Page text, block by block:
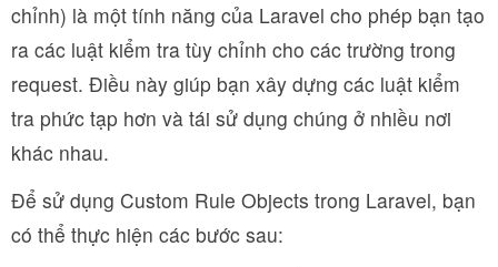
chỉnh) là một tính năng của Laravel cho phép bạn tạo
ra các luật kiểm tra tùy chỉnh cho các trường trong
request. Điều này giúp bạn xây dựng các luật kiểm
tra phức tạp hơn và tái sử dụng chúng ở nhiều nơi
khác nhau.
Để sử dụng Custom Rule Objects trong Laravel, bạn
có thể thực hiện các bước sau: